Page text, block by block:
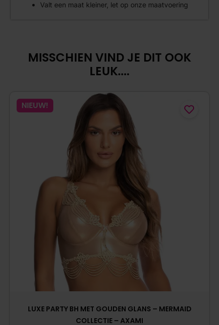
Valt een maat kleiner, let op onze maatvoering
MISSCHIEN VIND JE DIT OOK
LEUK....
NIEUW!
LUXE PARTY BH MET GOUDEN GLANS – MERMAID
COLLECTIE – AXAMI